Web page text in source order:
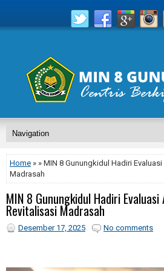
Home » » MIN 8 Gunungkidul Hadiri
Madrasah
MIN 8 Gunungkidul Hadiri Evaluasi
Revitalisasi Madrasah
Desember 17, 2025 No comments